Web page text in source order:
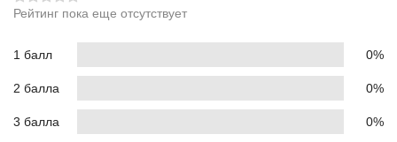
Рейтинг пока еще отсутствует
1 балл 0%
2 балла 0%
3 балла 0%